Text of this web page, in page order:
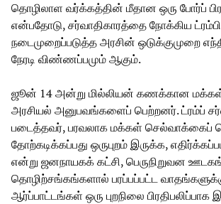
தொழிலாள வர்க்கத்தின் மீதான ஒரு போர்ப்
என்பதோடு, சர்வாதிகாரத்தை நோக்கிய
நடைமுறைப்படுத்த அரசின் ஒடுக்குமுறை
நேரடி விண்ணப்பமும் ஆகும்.
ஜூன் 14 அன்று மில்லியன் கணக்கான
அரசியல் அனுபவங்களைப் பெற்றனர். ட்ரம்ப்
படைத்தவர், பரவலாக மக்கள் செல்வாக்கைப்
தோற்கடிக்கப்பது ஒருபுறம் இருக்க,
என்று ஜனநாயகக் கட்சி, பெருநிறுவன
தொழிற்சங்கங்களால் பரப்பப்பட்ட
ஆர்ப்பாட்டங்கள் ஒரு புறநிலை பிரதிபலிப்பாக